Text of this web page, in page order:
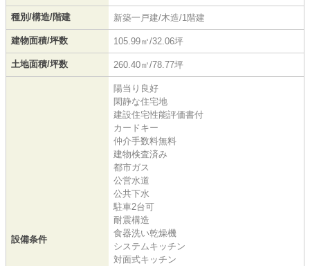
種別/構造/階建 新築一戸建/木造/1階建
建物面積/坪数 105.99㎡/32.06坪
土地面積/坪数 260.40㎡/78.77坪
設備条件
陽当り良好
閑静な住宅地
建設住宅性能評価書付
カードキー
仲介手数料無料
建物検査済み
都市ガス
公営水道
公共下水
駐車2台可
耐震構造
食器洗い乾燥機
システムキッチン
対面式キッチン